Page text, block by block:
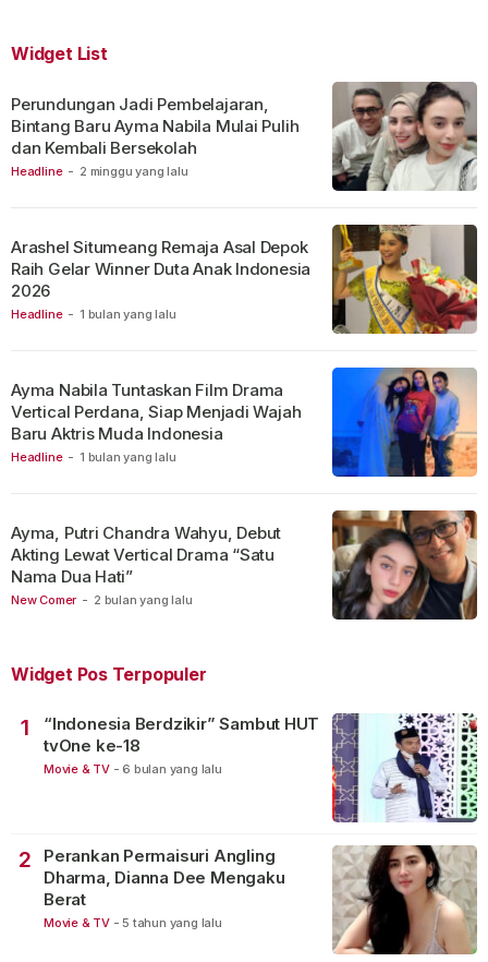
Widget List
Headline - 2 minggu yang lalu
Perundungan Jadi Pembelajaran,
Bintang Baru Ayma Nabila Mulai Pulih
dan Kembali Bersekolah
Headline - 1 bulan yang lalu
Arashel Situmeang Remaja Asal Depok
Raih Gelar Winner Duta Anak Indonesia
2026
Headline - 1 bulan yang lalu
Ayma Nabila Tuntaskan Film Drama
Vertical Perdana, Siap Menjadi Wajah
Baru Aktris Muda Indonesia
New Comer - 2 bulan yang lalu
Ayma, Putri Chandra Wahyu, Debut
Akting Lewat Vertical Drama “Satu
Nama Dua Hati”
Widget Pos Terpopuler
1
“Indonesia Berdzikir” Sambut HUT
tvOne ke-18
Movie & TV - 6 bulan yang lalu
2
Perankan Permaisuri Angling
Dharma, Dianna Dee Mengaku
Berat
Movie & TV - 5 tahun yang lalu